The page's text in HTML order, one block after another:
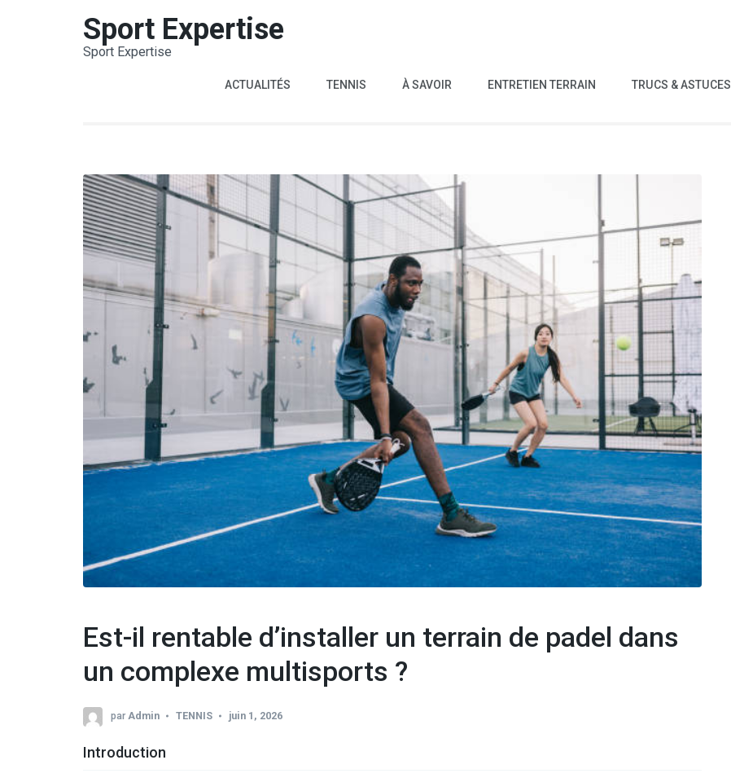
Sport Expertise
Sport Expertise
ACTUALITÉS TENNIS À SAVOIR ENTRETIEN TERRAIN TRUCS & ASTUCES
Est-il rentable d’installer un terrain de padel dans
un complexe multisports ?
parAdmin TENNIS juin 1, 2026
Introduction